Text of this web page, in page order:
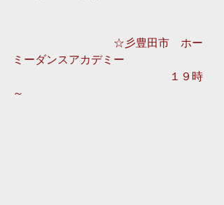
☆彡豊田市　ホー
ミーダンスアカデミー
１９時
～